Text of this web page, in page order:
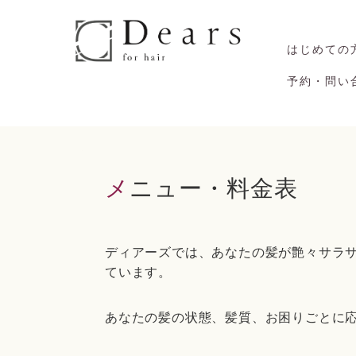
はじめての
予約・問い
メニュー・料金表
ディアーズでは、あなたの髪が艶々サラ
ています。
あなたの髪の状態、髪質、お困りごとに